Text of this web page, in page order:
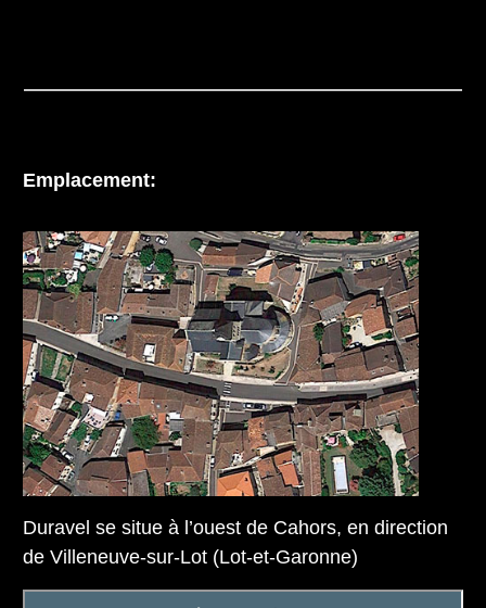
Emplacement:
Duravel se situe à l’ouest de Cahors, en direction
de Villeneuve-sur-Lot (Lot-et-Garonne)